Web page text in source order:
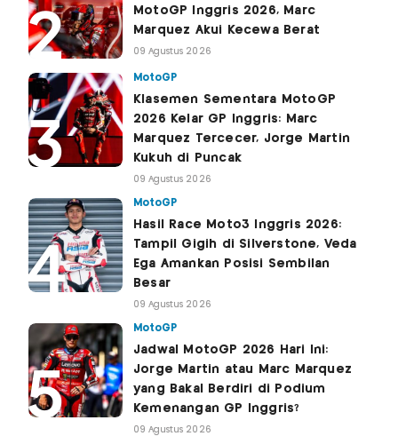
MotoGP Inggris 2026, Marc
Marquez Akui Kecewa Berat
09 Agustus 2026
MotoGP
Klasemen Sementara MotoGP
2026 Kelar GP Inggris: Marc
Marquez Tercecer, Jorge Martin
Kukuh di Puncak
09 Agustus 2026
MotoGP
Hasil Race Moto3 Inggris 2026:
Tampil Gigih di Silverstone, Veda
Ega Amankan Posisi Sembilan
Besar
09 Agustus 2026
MotoGP
Jadwal MotoGP 2026 Hari Ini:
Jorge Martin atau Marc Marquez
yang Bakal Berdiri di Podium
Kemenangan GP Inggris?
09 Agustus 2026